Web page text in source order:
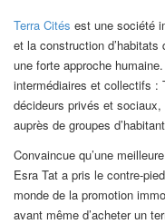
Terra Cités est une société
et la construction d’habitats
une forte approche
intermédiaires et collectifs :
décideurs privés et
auprès de groupes
Convaincue qu’une
Esra Tat a pris le contre-
monde de la promotion
avant même d’acheter un